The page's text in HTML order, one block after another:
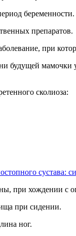
беременности.
препаратов.
будущей мамочки
сколиоза:
сустава:
при хождении с
при сидении.
ног.